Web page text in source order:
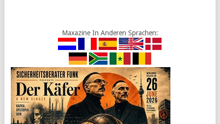
Maxazine In Anderen Sprachen: